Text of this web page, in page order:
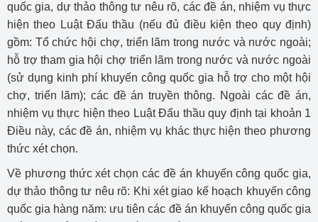
quốc gia, dự thảo thông tư nêu rõ, các đề án, nhiệm vụ thực
hiện theo Luật Đấu thầu (nếu đủ điều kiện theo quy định)
gồm: Tổ chức hội chợ, triển lãm trong nước và nước ngoài;
hỗ trợ tham gia hội chợ triển lãm trong nước và nước ngoài
(sử dụng kinh phí khuyến công quốc gia hỗ trợ cho một hội
chợ, triển lãm); các đề án truyền thông. Ngoài các đề án,
nhiệm vụ thực hiện theo Luật Đấu thầu quy định tại khoản 1
Điều này, các đề án, nhiệm vụ khác thực hiện theo phương
thức xét chọn.
Về phương thức xét chọn các đề án khuyến công quốc gia,
dự thảo thông tư nêu rõ: Khi xét giao kế hoạch khuyến công
quốc gia hàng năm: ưu tiên các đề án khuyến công quốc gia